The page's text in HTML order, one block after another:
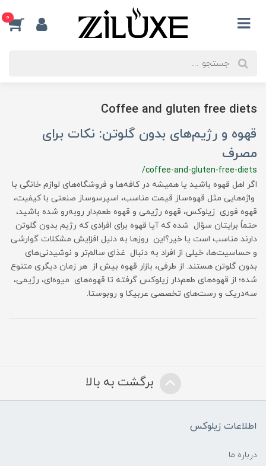
0
Coffee and gluten free diets
قهوه و رژیم‌های بدون گلوتن: نکات برای
مصرف
/coffee-and-gluten-free-diets
اگر اهل قهوه باشید یا همیشه در کافه‌ها و فروشگاه‌های لوازم خانگی با
واژه‌هایی مثل قهوه‌ساز قیمت مناسب، اسپرسوساز صنعتی با کیفیت،
قهوه فوری زیلوکس، قهوه رژیمی و قهوه طعم‌دار روبه‌رو شده باشید،
حتماً برایتان سؤال شده که آیا قهوه برای افرادی که رژیم بدون گلوتن
دارند مناسب است یا خیر؟این روزها به دلیل افزایش مشکلات گوارشی
و حساسیت‌ها، خیلی از افراد به دنبال غذای سالم‌تر و نوشیدنی‌های
بدون گلوتن هستند. از طرفی، بازار قهوه بیش از هر زمان دیگری متنوع
شده؛ از قهوه‌های طعم‌دار زیلوکس گرفته تا قهوه‌های میوه‌ای، رژیمی،
سه‌در‌یک و رست‌های تخصصی عربیکا و روبوستا.
برگشت به بالا
اطلاعات زیلوکس
درباره ما